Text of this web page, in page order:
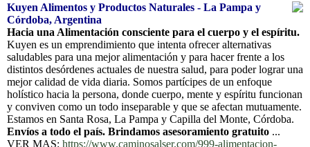
Kuyen Alimentos y Productos Naturales - La Pampa y
Córdoba, Argentina
Hacia una Alimentación consciente para el cuerpo y el espíritu.
Kuyen es un emprendimiento que intenta ofrecer alternativas
saludables para una mejor alimentación y para hacer frente a los
distintos desórdenes actuales de nuestra salud, para poder lograr una
mejor calidad de vida diaria. Somos partícipes de un enfoque
holístico hacia la persona, donde cuerpo, mente y espíritu funcionan
y conviven como un todo inseparable y que se afectan mutuamente.
Estamos en Santa Rosa, La Pampa y Capilla del Monte, Córdoba.
Envíos a todo el país. Brindamos asesoramiento gratuito ...
VER MAS: https://www.caminosalser.com/999-alimentacion-